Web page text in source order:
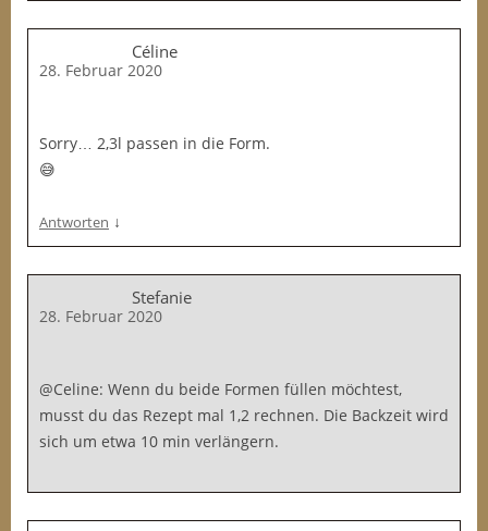
Céline
28. Februar 2020
Sorry… 2,3l passen in die Form.
😅
Antworten ↓
Stefanie
28. Februar 2020
@Celine: Wenn du beide Formen füllen möchtest,
musst du das Rezept mal 1,2 rechnen. Die Backzeit wird
sich um etwa 10 min verlängern.